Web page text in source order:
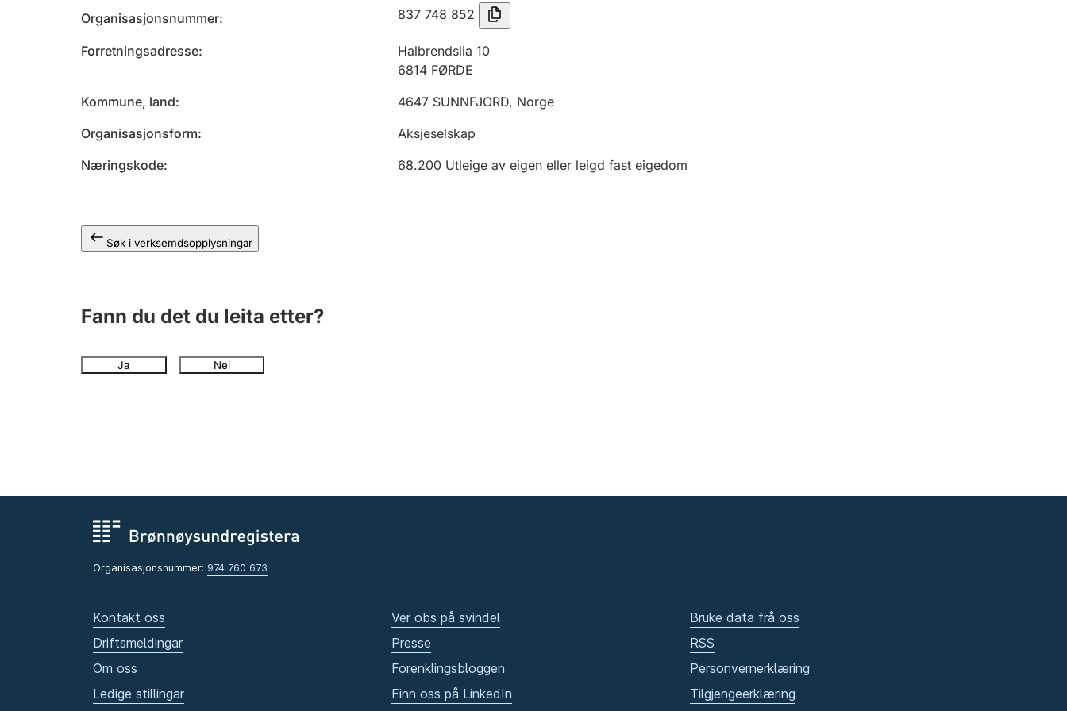
Organisasjonsnummer 837 748 852
Forretningsadresse
Halbrendslia 10
6814 FØRDE
Kommune, land
4647 SUNNFJORD, Norge
Organisasjonsform
Aksjeselskap
Næringskode
68.200 Utleige av eigen eller leigd fast eigedom
Søk i verksemdsopplysningar
Fann du det du leita etter?
Ja Nei
Organisasjonsnummer: 974 760 673
Kontakt oss
Driftsmeldingar
Om oss
Ledige stillingar
Ver obs på svindel
Presse
Forenklingsbloggen
Finn oss på LinkedIn
Bruke data frå oss
RSS
Personvernerklæring
Tilgjengeerklæring